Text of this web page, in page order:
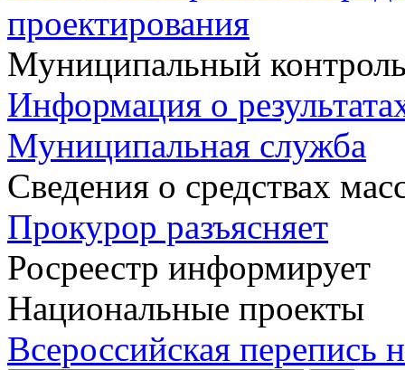
проектирования
Муниципальный
Информация о
Муниципальная служба
Сведения о средствах
Прокурор разъясняет
Росреестр информирует
Национальные проекты
Всероссийская перепись